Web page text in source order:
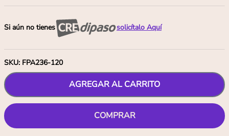
Si aún no tienes solicítalo Aquí
SKU: FPA236-120
AGREGAR AL CARRITO
COMPRAR